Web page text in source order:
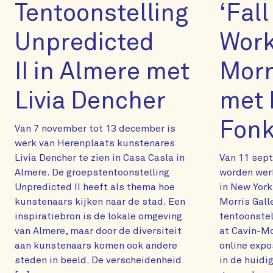
Tentoonstelling
Unpredicted
II in Almere met
Livia Dencher
Van 7 november tot 13 december is
werk van Herenplaats kunstenares
Livia Dencher te zien in Casa Casla in
Almere. De groepstentoonstelling
Unpredicted II heeft als thema hoe
kunstenaars kijken naar de stad. Een
inspiratiebron is de lokale omgeving
van Almere, maar door de diversiteit
aan kunstenaars komen ook andere
steden in beeld. De verscheidenheid
met
Van 11
worden
in New
Morris
at Cavin-
online
in de